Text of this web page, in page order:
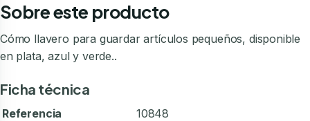
Sobre este producto
Cómo llavero para guardar artículos pequeños, disponible
en plata, azul y verde..
Ficha técnica
Referencia
10848